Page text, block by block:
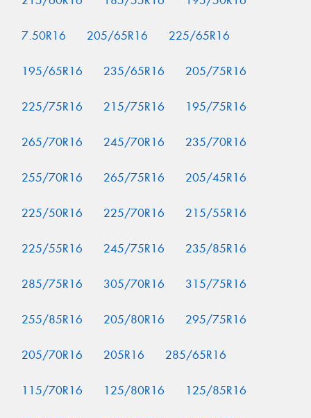
7.50R16 205/65R16 225/65R16
195/65R16 235/65R16 205/75R16
225/75R16 215/75R16 195/75R16
265/70R16 245/70R16 235/70R16
255/70R16 265/75R16 205/45R16
225/50R16 225/70R16 215/55R16
225/55R16 245/75R16 235/85R16
285/75R16 305/70R16 315/75R16
255/85R16 205/80R16 295/75R16
205/70R16 205R16 285/65R16
115/70R16 125/80R16 125/85R16